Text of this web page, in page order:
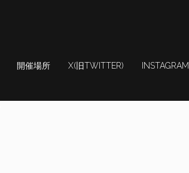
開催場所 X(旧TWITTER) INSTAGRAM